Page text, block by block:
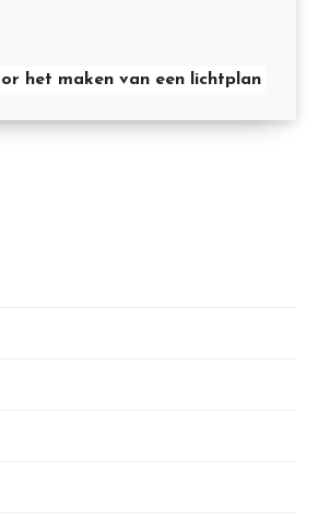
het maken van een lichtplan